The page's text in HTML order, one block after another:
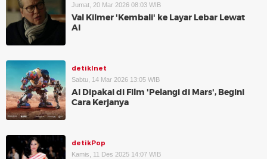
Jumat, 20 Mar 2026 08:03 WIB
Val Kilmer 'Kembali' ke Layar Lebar Lewat
AI
detikInet
Sabtu, 14 Mar 2026 13:05 WIB
AI Dipakai di Film 'Pelangi di Mars', Begini
Cara Kerjanya
detikPop
Kamis, 11 Des 2025 14:07 WIB